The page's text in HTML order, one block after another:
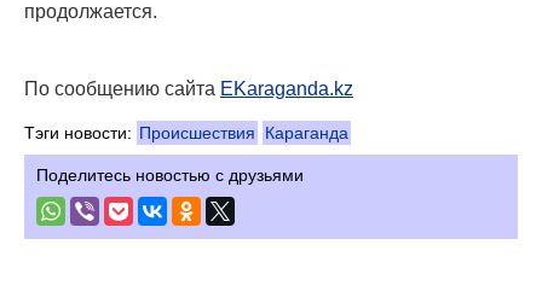
продолжается.
По сообщению сайта EKaraganda.kz
Тэги новости: Происшествия Караганда
Поделитесь новостью с друзьями